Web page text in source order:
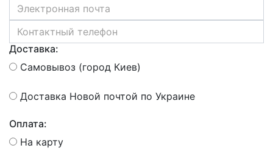
Доставка:
Самовывоз (город Киев)
Доставка Новой почтой по Украине
Оплата:
На карту